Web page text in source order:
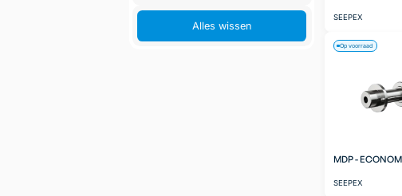
Alles wissen
SEEPEX
MDP -
SEEPEX
Op voorraad